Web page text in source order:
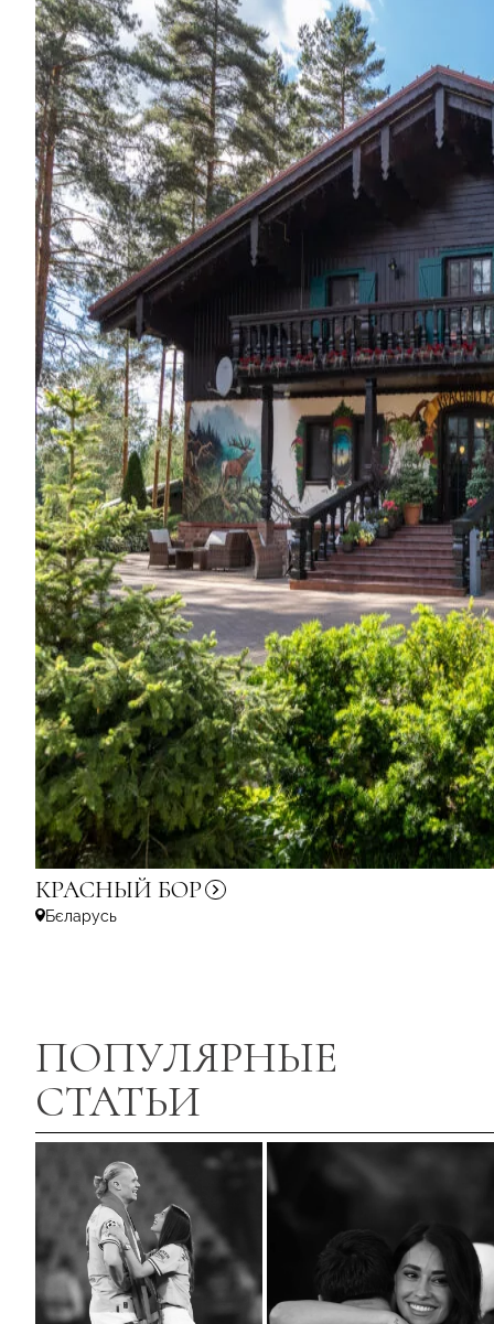
КРАСНЫЙ БОР
Бєларусь
ПОПУЛЯРНЫЕ
СТАТЬИ